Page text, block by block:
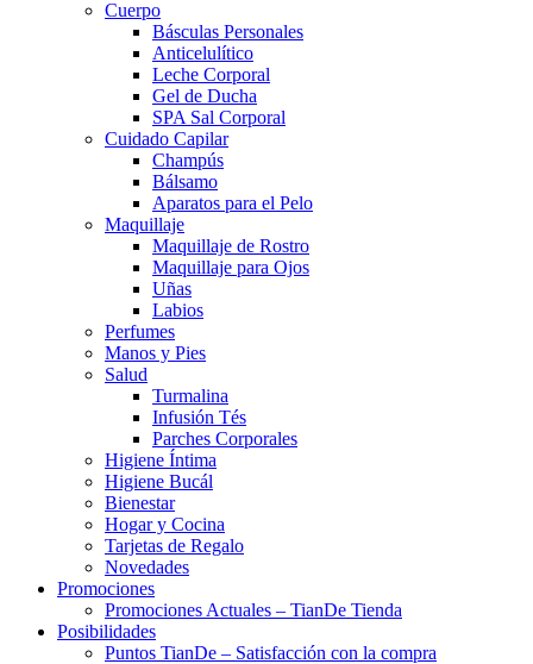
Cuerpo
Básculas Personales
Anticelulítico
Leche Corporal
Gel de Ducha
SPA Sal Corporal
Cuidado Capilar
Champús
Bálsamo
Aparatos para el Pelo
Maquillaje
Maquillaje de Rostro
Maquillaje para Ojos
Uñas
Labios
Perfumes
Manos y Pies
Salud
Turmalina
Infusión Tés
Parches Corporales
Higiene Íntima
Higiene Bucál
Bienestar
Hogar y Cocina
Tarjetas de Regalo
Novedades
Promociones
Promociones Actuales – TianDe Tienda
Posibilidades
Puntos TianDe – Satisfacción con la compra